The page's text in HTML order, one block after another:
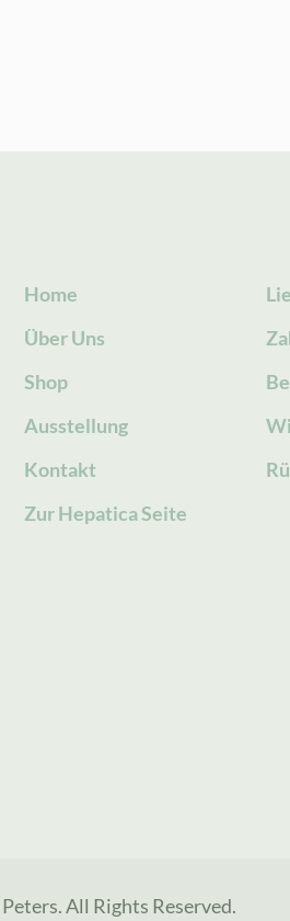
Home
Über Uns
Shop
Ausstellung
Kontakt
Zur Hepatica Seite
All Rights Reserved.